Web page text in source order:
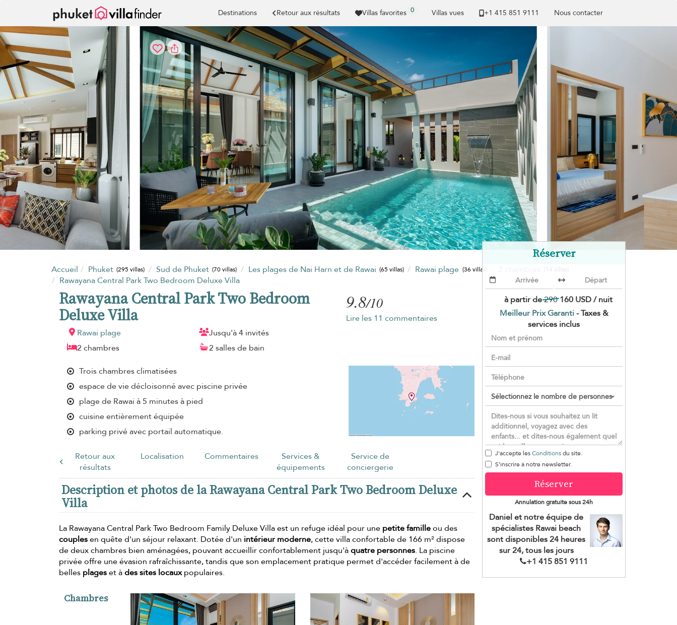
Destinations Retour aux résultats Villas favorites 0 Villas vues +1 ​415 851 9111 Nous contacter
Accueil Phuket (295 villas) Sud de Phuket (70 villas) Les plages de Nai Harn et de Rawai (65 villas) Rawai plage (36 villas) (14 villas)
Rawayana Central Park Two Bedroom Deluxe Villa
Rawayana Central Park Two Bedroom
Deluxe Villa
Rawai plage
Jusqu'à 4 invités
2 chambres
2 salles de bain
9.8/10
Lire les 11 commentaires
Trois chambres climatisées
espace de vie décloisonné avec piscine privée
plage de Rawai à 5 minutes à pied
cuisine entièrement équipée
parking privé avec portail automatique.
Retour aux
résultats
Localisation Commentaires
Services &
équipements
Service de
conciergerie
Description et photos de la Rawayana Central Park Two Bedroom Deluxe
Villa
La Rawayana Central Park Two Bedroom Family Deluxe Villa est un refuge idéal pour une petite familleou des
couplesen quête d'un séjour relaxant. Dotée d'un intérieur moderne, cette villa confortable de 166 m² dispose
de deux chambres bien aménagées, pouvant accueillir confortablement jusqu'àquatre personnes. La piscine
privée offre une évasion rafraîchissante, tandis que son emplacement pratique permet d'accéder facilement à de
belles plageset àdes sites locauxpopulaires.
Chambres
Réserver
à partir de290 160 USD/ nuit
Meilleur Prix Garanti- Taxes &
services inclus
J'accepte lesConditionsdu site.
S'inscrire à notre newsletter.
Réserver
Annulation gratuite sous 24h
Daniel et notre équipe de
spécialistes Rawai beach
sont disponibles 24 heures
sur 24, tous les jours
+1 ​415 851 9111
Vos paramètres de cookies